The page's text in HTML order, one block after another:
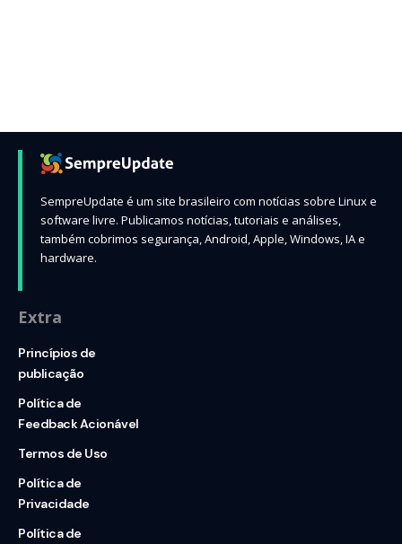
SempreUpdate é um site brasileiro com notícias sobre Linux e
software livre. Publicamos notícias, tutoriais e análises,
também cobrimos segurança, Android, Apple, Windows, IA e
hardware.
Extra
Princípios de
publicação
Política de
Feedback Acionável
Termos de Uso
Política de
Privacidade
Política de